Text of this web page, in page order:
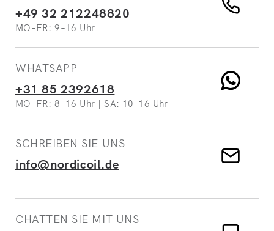
+49 32 212248820
MO–FR: 9–16 Uhr
WHATSAPP
+31 85 2392618
MO–FR: 8–16 Uhr | SA: 10-16 Uhr
SCHREIBEN SIE UNS
info@nordicoil.de
CHATTEN SIE MIT UNS